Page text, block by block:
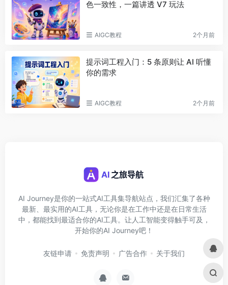
色一致性，一篇讲透 V7 玩法
AIGC教程 2个月前
提示词工程入门：5 条原则让 AI 听懂
你的需求
AIGC教程 2个月前
AI Journey是你的一站式AI工具集导航站点，我们汇集了各种
最新、最实用的AI工具，无论你是在工作中还是在日常生活
中，都能找到最适合你的AI工具。让人工智能变得触手可及，
开始你的AI Journey吧！
友链申请 免责声明 广告合作 关于我们